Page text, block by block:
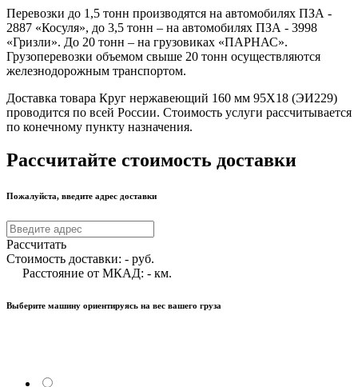
Перевозки до 1,5 тонн производятся на автомобилях ПЗА -
2887 «Косуля», до 3,5 тонн – на автомобилях ПЗА - 3998
«Гризли». До 20 тонн – на грузовиках «ПАРНАС».
Грузоперевозки объемом свыше 20 тонн осуществляются
железнодорожным транспортом.
Доставка товара Круг нержавеющий 160 мм 95Х18 (ЭИ229)
проводится по всей России. Стоимость услуги рассчитывается
по конечному пункту назначения.
Рассчитайте стоимость доставки
Пожалуйста, введите адрес доставки
Рассчитать
Стоимость доставки: - руб.
Расстояние от МКАД: - км.
Выберите машину ориентируясь на вес вашего груза